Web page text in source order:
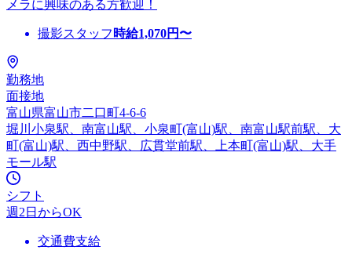
メラに興味のある方歓迎！
撮影スタッフ 時給1,070円〜
勤務地
面接地
富山県富山市二口町4-6-6
堀川小泉駅、南富山駅、小泉町(富山)駅、南富山駅前駅、大
町(富山)駅、西中野駅、広貫堂前駅、上本町(富山)駅、大手
モール駅
シフト
週2日からOK
交通費支給